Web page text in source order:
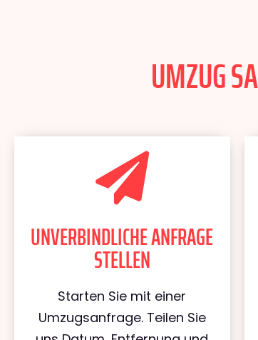
UMZUG
UNVERBINDLICHE ANFRAGE
STELLEN
Starten Sie mit einer
Umzugsanfrage. Teilen Sie